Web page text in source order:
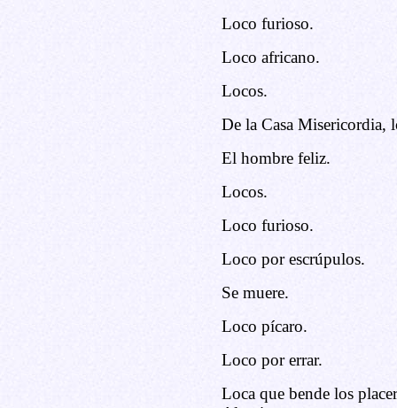
Loco furioso.
Loco africano.
Locos.
De la Casa Misericordia,
El hombre feliz.
Locos.
Loco furioso.
Loco por escrúpulos.
Se muere.
Loco pícaro.
Loco por errar.
Loca que bende los